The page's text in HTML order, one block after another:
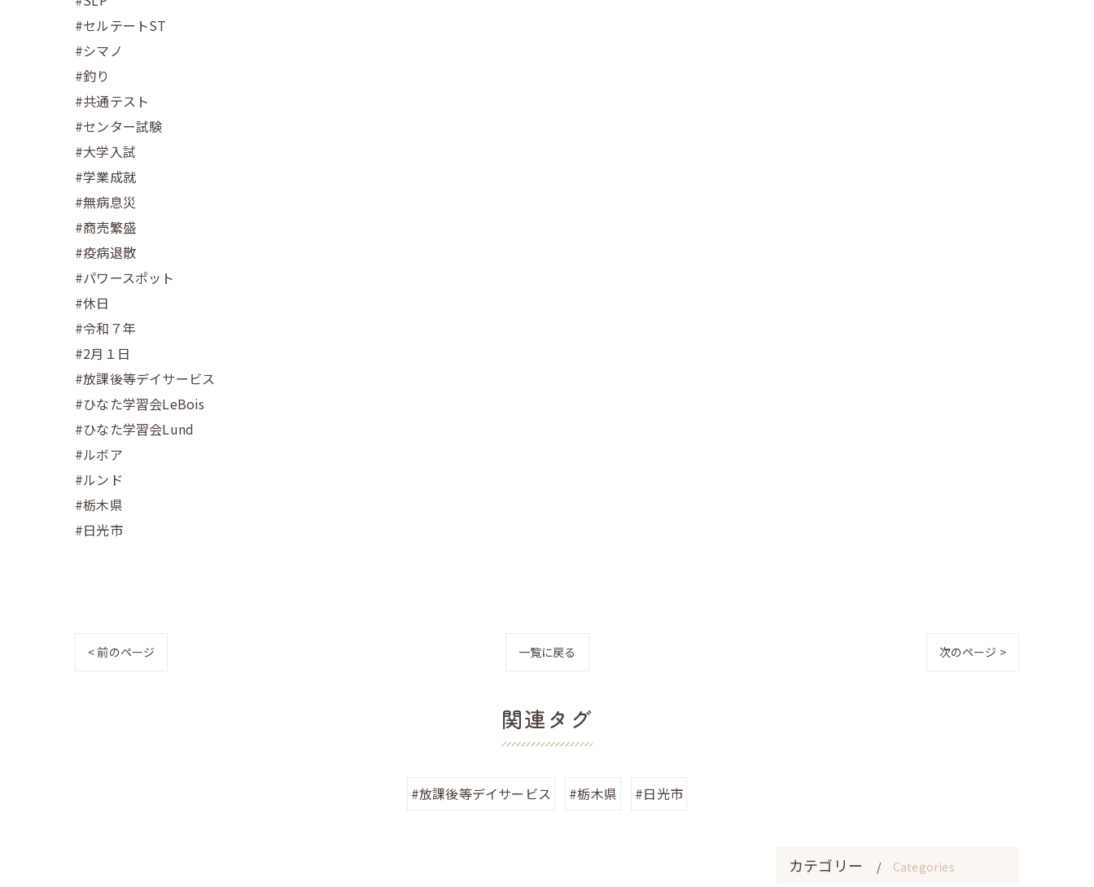
#セルテートST
#シマノ
#釣り
#共通テスト
#センター試験
#大学入試
#学業成就
#無病息災
#商売繁盛
#疫病退散
#パワースポット
#休日
#令和７年
#2月１日
#放課後等デイサービス
#ひなた学習会LeBois
#ひなた学習会Lund
#ルボア
#ルンド
#栃木県
#日光市
< 前のページ 一覧に戻る 次のページ >
関連タグ
#放課後等デイサービス #栃木県 #日光市
カテゴリー Categories